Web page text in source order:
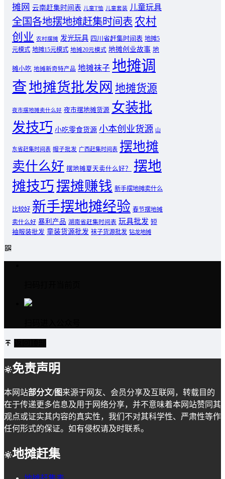
摊网 云南赶集时间表 儿童T恤 儿童套装 儿童玩具
全国各地摆地摊赶集时间表 农村
创业 农村摆摊 发光玩具 四川省赶集时间表 地摊5
元模式 地摊15元模式 地摊20元模式 地摊创业故事 地
摊小吃 地摊新奇特产品 地摊袜子 地摊调
查地摊货批发网 地摊货源
夜市摆地摊卖什么好 夜市摆地摊货源 女装批
发技巧 小吃零食货源 小本创业货源 山
东省赶集时间表 帽子批发 广西赶集时间表 摆地摊
卖什么好 摆地摊夏天卖什么好？
摆地
摊技巧摆摊赚钱 新手摆地摊卖什么
比较好 新手摆地摊经验 春节摆地摊
卖什么好 暴利产品 湖南省赶集时间表 玩具批发 短
袖服装批发 童装货源批发 袜子货源批发 钻龙地摊
免责声明
本网站部分文/图来源于网友、会员分享及互联网，转载目的
在于传递更多信息及用于网络分享，并不意味着本网站赞同其
观点或证实其内容的真实性，我们不对其科学性、严肃性等作
任何形式的保证。如有侵权请及时联系。
地摊赶集